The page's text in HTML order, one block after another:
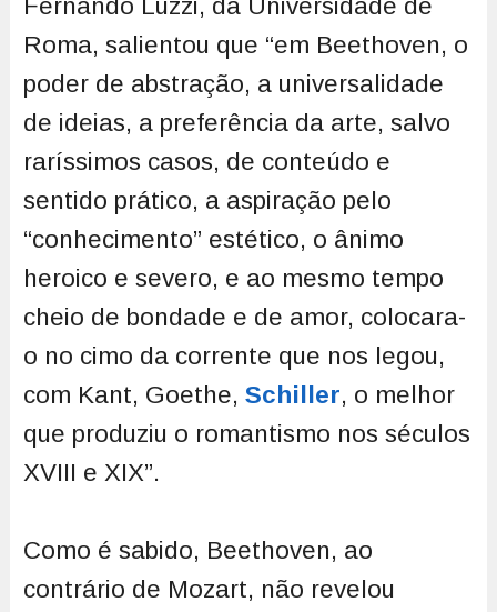
Fernando Luzzi, da Universidade de
Roma, salientou que “em Beethoven, o
poder de abstração, a universalidade
de ideias, a preferência da arte, salvo
raríssimos casos, de conteúdo e
sentido prático, a aspiração pelo
“conhecimento” estético, o ânimo
heroico e severo, e ao mesmo tempo
cheio de bondade e de amor, colocara-
o no cimo da corrente que nos legou,
com Kant, Goethe, Schiller, o melhor
que produziu o romantismo nos séculos
XVIII e XIX”.
Como é sabido, Beethoven, ao
contrário de Mozart, não revelou